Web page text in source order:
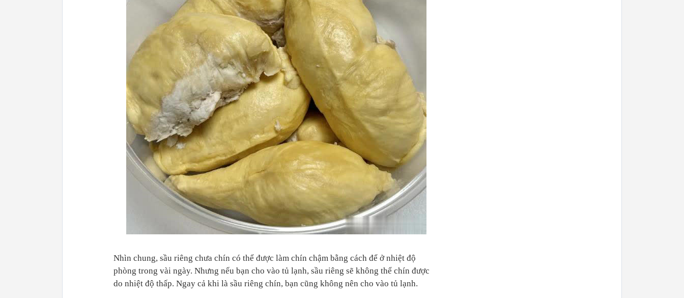
Nhìn chung, sầu riêng chưa chín có thể được làm chín chậm bằng cách để ở nhiệt độ
phòng trong vài ngày. Nhưng nếu bạn cho vào tủ lạnh, sầu riêng sẽ không thể chín được
do nhiệt độ thấp. Ngay cả khi là sầu riêng chín, bạn cũng không nên cho vào tủ lạnh.